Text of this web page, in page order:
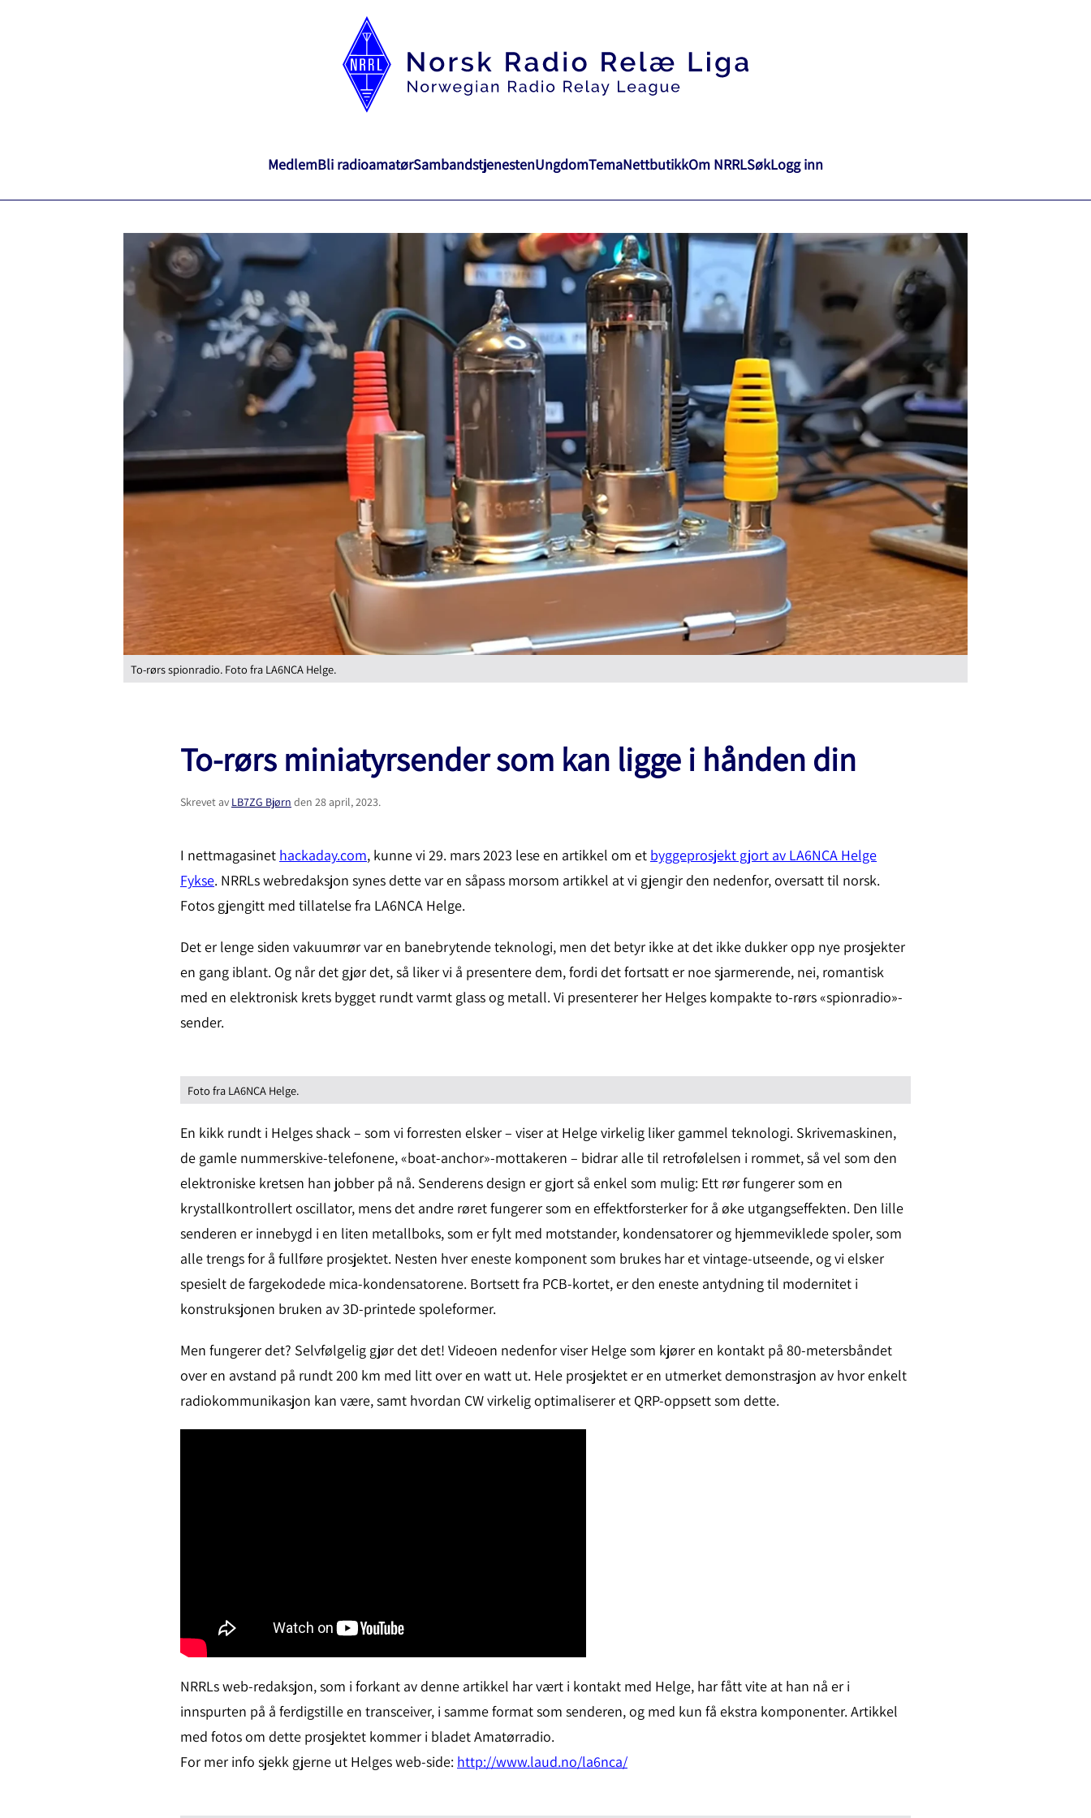
MedlemBli radioamatørSambandstjenestenUngdomTemaNettbutikkOm NRRLSøkLogg inn
To-rørs spionradio. Foto fra LA6NCA Helge.
To-rørs miniatyrsender som kan ligge i hånden din
Skrevet av LB7ZG Bjørn den 28 april, 2023.
I nettmagasinet hackaday.com, kunne vi 29. mars 2023 lese en artikkel om et byggeprosjekt gjort av LA6NCA Helge
Fykse. NRRLs webredaksjon synes dette var en såpass morsom artikkel at vi gjengir den nedenfor, oversatt til norsk.
Fotos gjengitt med tillatelse fra LA6NCA Helge.
Det er lenge siden vakuumrør var en banebrytende teknologi, men det betyr ikke at det ikke dukker opp nye prosjekter
en gang iblant. Og når det gjør det, så liker vi å presentere dem, fordi det fortsatt er noe sjarmerende, nei, romantisk
med en elektronisk krets bygget rundt varmt glass og metall. Vi presenterer her Helges kompakte to-rørs «spionradio»-
sender.
Foto fra LA6NCA Helge.
En kikk rundt i Helges shack – som vi forresten elsker – viser at Helge virkelig liker gammel teknologi. Skrivemaskinen,
de gamle nummerskive-telefonene, «boat-anchor»-mottakeren – bidrar alle til retrofølelsen i rommet, så vel som den
elektroniske kretsen han jobber på nå. Senderens design er gjort så enkel som mulig: Ett rør fungerer som en
krystallkontrollert oscillator, mens det andre røret fungerer som en effektforsterker for å øke utgangseffekten. Den lille
senderen er innebygd i en liten metallboks, som er fylt med motstander, kondensatorer og hjemmeviklede spoler, som
alle trengs for å fullføre prosjektet. Nesten hver eneste komponent som brukes har et vintage-utseende, og vi elsker
spesielt de fargekodede mica-kondensatorene. Bortsett fra PCB-kortet, er den eneste antydning til modernitet i
konstruksjonen bruken av 3D-printede spoleformer.
Men fungerer det? Selvfølgelig gjør det det! Videoen nedenfor viser Helge som kjører en kontakt på 80-metersbåndet
over en avstand på rundt 200 km med litt over en watt ut. Hele prosjektet er en utmerket demonstrasjon av hvor enkelt
radiokommunikasjon kan være, samt hvordan CW virkelig optimaliserer et QRP-oppsett som dette.
NRRLs web-redaksjon, som i forkant av denne artikkel har vært i kontakt med Helge, har fått vite at han nå er i
innspurten på å ferdigstille en transceiver, i samme format som senderen, og med kun få ekstra komponenter. Artikkel
med fotos om dette prosjektet kommer i bladet Amatørradio.
For mer info sjekk gjerne ut Helges web-side: http://www.laud.no/la6nca/